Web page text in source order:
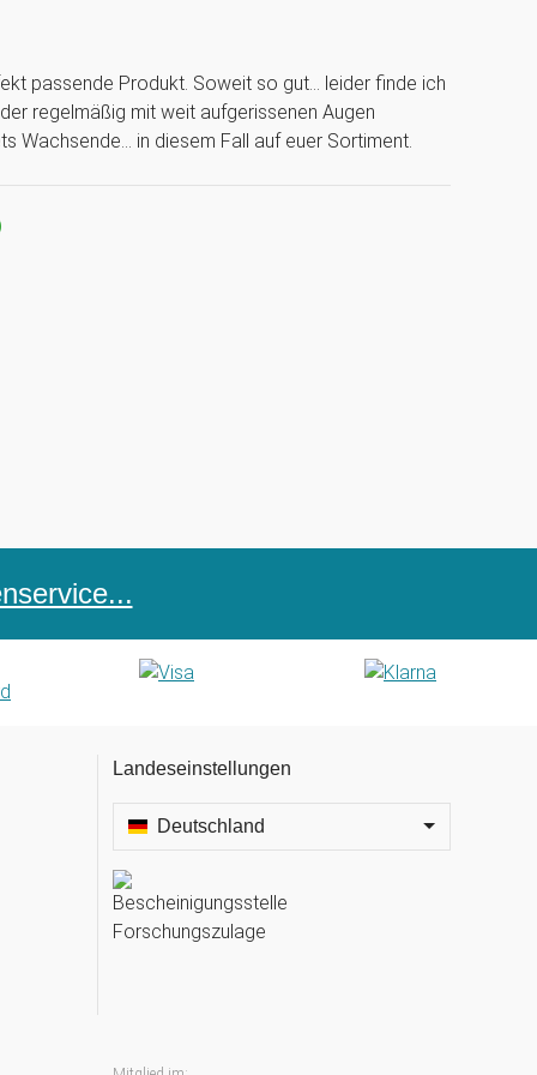
passende Produkt. Soweit so gut... leider finde ich
regelmäßig mit weit aufgerissenen Augen
Wachsende... in diesem Fall auf euer Sortiment.
Landeseinstellungen
Deutschland